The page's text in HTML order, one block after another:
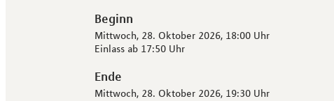
Beginn
Mittwoch, 28. Oktober 2026, 18:00 Uhr
Einlass ab 17:50 Uhr
Ende
Mittwoch, 28. Oktober 2026, 19:30 Uhr